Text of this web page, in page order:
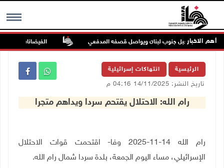
MENU أهم الاخبار
بلدة ميس الجبل جنوب لبنان ويواصل قصفه المدفعي الفيضانات في ولاية
الرئيسية انتهاكات إسرائيلية
تاريخ النشر: 14/11/2025 04:16 م
رام الله: الاحتلال يقتحم سردا ويداهم متجرا
رام الله 14-11-2025 وفا- اقتحمت قوات الاحتلال
الإسرائيلي، مساء اليوم الجمعة، بلدة سردا شمال رام الله.